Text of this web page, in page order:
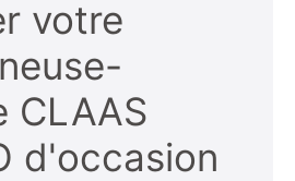
votre
CLAAS
d'occasion